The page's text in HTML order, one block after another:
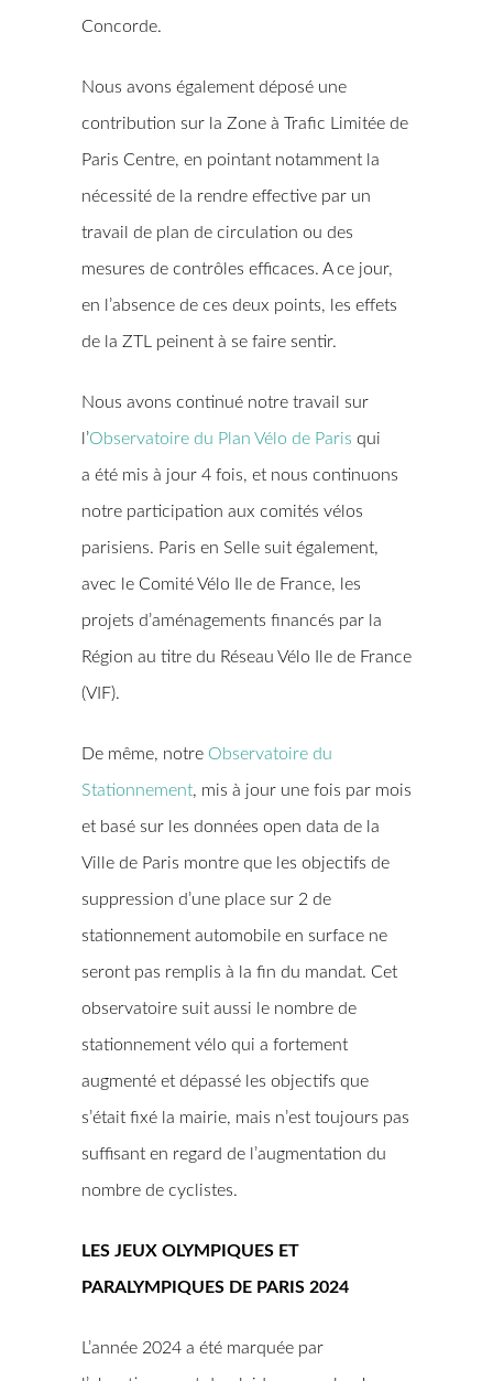
Concorde.
Nous avons également déposé une
contribution sur la Zone à Trafic Limitée de
Paris Centre, en pointant notamment la
nécessité de la rendre effective par un
travail de plan de circulation ou des
mesures de contrôles efficaces. A ce jour,
en l’absence de ces deux points, les effets
de la ZTL peinent à se faire sentir.
Nous avons continué notre travail sur
l’Observatoire du Plan Vélo de Paris qui
a été mis à jour 4 fois, et nous continuons
notre participation aux comités vélos
parisiens. Paris en Selle suit également,
avec le Comité Vélo Ile de France, les
projets d’aménagements financés par la
Région au titre du Réseau Vélo Ile de France
(VIF).
De même, notre Observatoire du
Stationnement, mis à jour une fois par mois
et basé sur les données open data de la
Ville de Paris montre que les objectifs de
suppression d’une place sur 2 de
stationnement automobile en surface ne
seront pas remplis à la fin du mandat. Cet
observatoire suit aussi le nombre de
stationnement vélo qui a fortement
augmenté et dépassé les objectifs que
s’était fixé la mairie, mais n’est toujours pas
suffisant en regard de l’augmentation du
nombre de cyclistes.
LES JEUX OLYMPIQUES ET
PARALYMPIQUES DE PARIS 2024
L’année 2024 a été marquée par